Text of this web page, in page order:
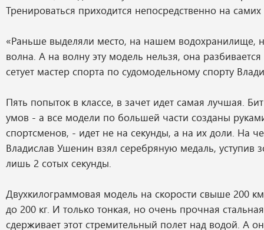
Тренироваться приходится непосредственно на
«Раньше выделяли место, на нашем водохранилище,
волна. А на волну эту модель нельзя, она
сетует мастер спорта по судомодельному спорту
Пять попыток в классе, в зачет идет самая лучшая.
умов - а все модели по большей части созданы
спортсменов, - идет не на секунды, а на их доли. На
Владислав Ушенин взял серебряную медаль, уступив
лишь 2 сотых секунды.
Двухкилограммовая модель на скорости свыше 200
до 200 кг. И только тонкая, но очень прочная
сдерживает этот стремительный полет над водой. А